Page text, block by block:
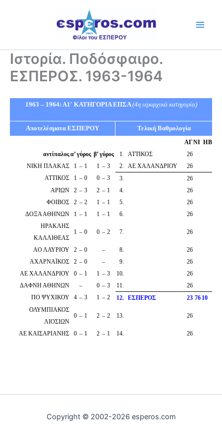
Ιστορία. Ποδόσφαιρο.
ΕΣΠΕΡΟΣ. 1963-1964
1963 – 1964: Α1′ ΚΑΤΗΓΟΡΙΑ ΕΠΣΑ(4η ιεραρχικά κατηγορία)
Αποτελέσματα ΕΣΠΕΡΟΥ Τελική Βαθμολογία
ΑΓΝΙ ΗΒ
αντίπαλοςα’ γύρος β’ γύρος 1. ΑΤΤΙΚΟΣ
26
ΝΙΚΗ ΠΛΑΚΑΣ
1 – 1 1 – 3 2. ΑΕ ΧΑΛΑΝΔΡΙΟΥ
26
ΑΤΤΙΚΟΣ
1 – 0 0 – 3 3.
26
ΑΡΙΩΝ
2 – 3 2 – 1 4.
26
ΦΟΙΒΟΣ
2 – 2 1 – 1 5.
26
ΔΟΞΑ ΑΘΗΝΩΝ
1 – 1 1 – 1 6.
26
ΗΡΑΚΛΗΣ
ΚΑΛΛΙΘΕΑΣ
1 – 0 0 – 2 7. 26
ΑΟ ΛΑΥΡΙΟΥ 2 – 0 – 8.
26
ΑΧΑΡΝΑΪΚΟΣ
2 – 0 – 9.
26
ΑΕ ΧΑΛΑΝΔΡΙΟΥ
0 – 1 1 – 3 10.
26
ΔΑΦΝΗ ΑΘΗΝΩΝ
– 0 – 3 11.
26
ΠΟ ΨΥΧΙΚΟΥ
4 – 3 1 – 2 12. ΕΣΠΕΡΟΣ 23 76 10
ΟΛΥΜΠΙΑΚΟΣ
ΛΙΟΣΙΩΝ
0 – 1 2 – 2 13. 26
ΑΕ ΚΑΙΣΑΡΙΑΝΗΣ 0 – 1 2 – 1 14. 26
Copyright © 2002-2026 esperos.com